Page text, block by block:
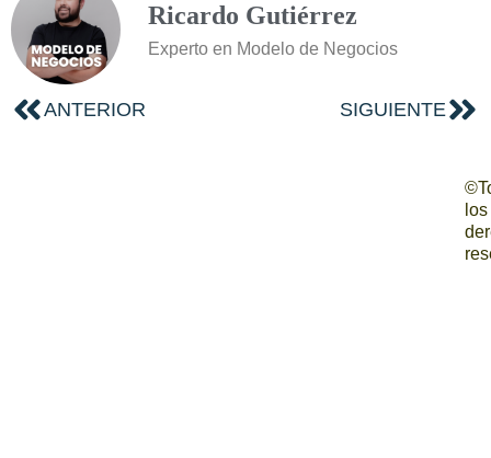
Ricardo Gutiérrez
Experto en Modelo de Negocios
ANTERIOR SIGUIENTE
los